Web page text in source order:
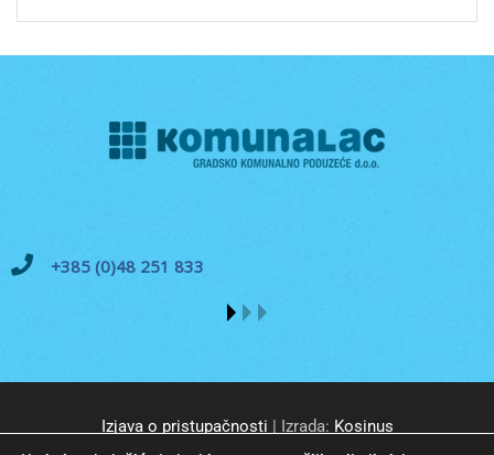
+385 (0)48 251 833
Izjava o pristupačnosti | Izrada: Kosinus